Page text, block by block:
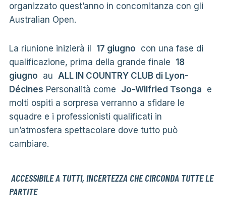
organizzato quest’anno in concomitanza con gli
Australian Open.
La riunione inizierà il 17 giugno con una fase di
qualificazione, prima della grande finale 18
giugno au ALL IN COUNTRY CLUB di Lyon-
Décines Personalità come Jo-Wilfried Tsonga e
molti ospiti a sorpresa verranno a sfidare le
squadre e i professionisti qualificati in
un’atmosfera spettacolare dove tutto può
cambiare.
ACCESSIBILE A TUTTI, INCERTEZZA CHE CIRCONDA TUTTE LE
PARTITE